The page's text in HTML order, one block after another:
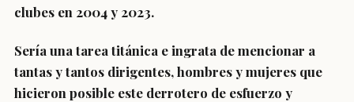
clubes en 2004 y 2023.
Sería una tarea titánica e ingrata de mencionar a
tantas y tantos dirigentes, hombres y mujeres que
hicieron posible este derrotero de esfuerzo y